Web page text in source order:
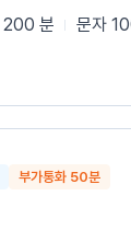
200 분 문자
부가통화 50분